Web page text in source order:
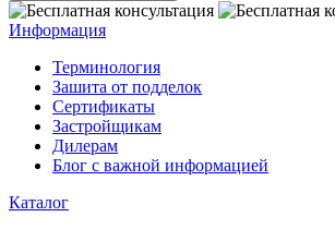
Информация
Терминология
Зашита от подделок
Сертификаты
Застройщикам
Дилерам
Блог с важной информацией
Каталог